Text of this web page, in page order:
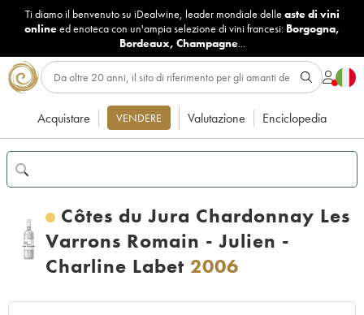
Ti diamo il benvenuto su iDealwine, leader mondiale delle aste di vini
onlineed enoteca con un'ampia selezione di vini francesi: Borgogna,
Bordeaux, Champagne...
Acquistare VENDERE Valutazione Enciclopedia
Côtes du Jura Chardonnay Les
Varrons Romain - Julien -
Charline Labet 2006